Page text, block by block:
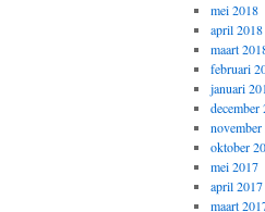
mei 2018
april 2018
maart
februari
januari
december
november
oktober
mei 2017
april 2017
maart